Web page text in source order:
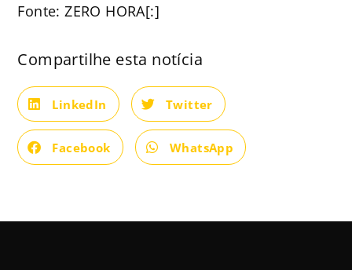
Fonte: ZERO HORA[:]
Compartilhe esta notícia
LinkedIn Twitter
Facebook WhatsApp